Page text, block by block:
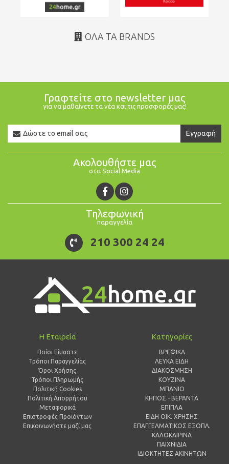
ΌΛΑ ΤΑ BRANDS
Γραφτείτε στο newsletter μας
για να μαθαίνετε τα νέα και τις προσφορές μας!
Newsletter
Email
Εγγραφή
Ακολουθήστε μας
στα Social Media
Τηλεφωνική
παραγγελία
210 300 24 24
Η Εταιρεία
Ποίοι Είμαστε
Τρόποι Παραγγελίας
Όροι Χρήσης
Τρόποι Πληρωμής
Πολιτική Cookies
Πολιτική Απορρήτου
Μεταφορικά
Επιστροφές Προϊόντων
Επικοινωνήστε μαζί μας
Κατηγορίες
ΒΡΕΦΙΚΑ
ΛΕΥΚΑ ΕΙΔΗ
ΔΙΑΚΟΣΜΗΣΗ
ΚΟΥΖΙΝΑ
ΜΠΑΝΙΟ
ΚΗΠΟΣ - ΒΕΡΑΝΤΑ
ΕΠΙΠΛΑ
ΕΙΔΗ ΟΙΚ. ΧΡΗΣΗΣ
ΕΠΑΓΓΕΛΜΑΤΙΚΟΣ ΕΞΟΠΛ.
ΚΑΛΟΚΑΙΡΙΝΑ
ΠΑΙΧΝΙΔΙΑ
ΙΔΙΟΚΤΗΤΕΣ ΑΚΙΝΗΤΩΝ